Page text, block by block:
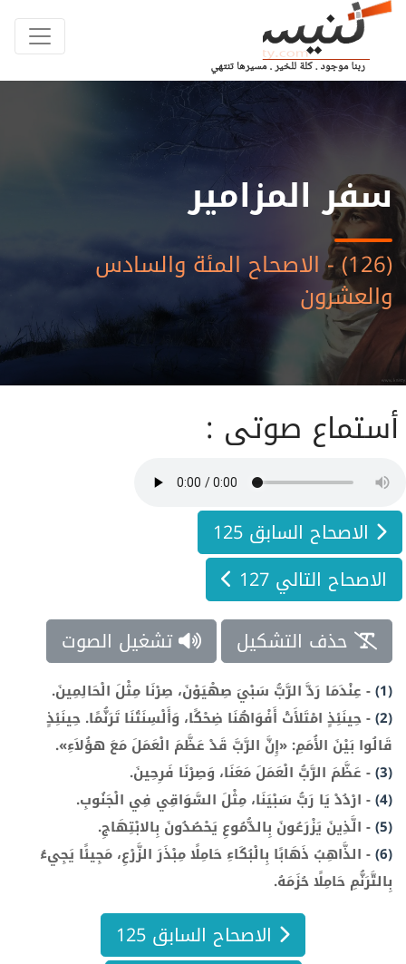
سفر المزامير
(126) - الاصحاح المئة والسادس
والعشرون
أستماع صوتى :
الاصحاح السابق 125
الاصحاح التالي 127
حذف التشكيل
تشغيل الصوت
(1)
- عِنْدَمَا رَدَّ الرَّبُّ سَبْيَ صِهْيَوْنَ، صِرْنَا مِثْلَ الْحَالِمِينَ.
(2)
-حِينَئِذٍ امْتَلأَتْ أَفْوَاهُنَا ضِحْكًا، وَأَلْسِنَتُنَا تَرَنُّمًا. حِينَئِذٍ
قَالُوا بَيْنَ الأُمَمِ: «إِنَّ الرَّبَّ قَدْ عَظَّمَ الْعَمَلَ مَعَ هؤُلاَءِ».
(3)
- عَظَّمَ الرَّبُّ الْعَمَلَ مَعَنَا، وَصِرْنَا فَرِحِينَ.
(4)
- ارْدُدْ يَا رَبُّ سَبْيَنَا، مِثْلَ السَّوَاقِي فِي الْجَنُوبِ.
(5)
- الَّذِينَ يَزْرَعُونَ بِالدُّمُوعِ يَحْصُدُونَ بِالابْتِهَاجِ.
(6)
- الذَّاهِبُ ذَهَابًا بِالْبُكَاءِ حَامِلًا مِبْذَرَ الزَّرْعِ، مَجِيئًا يَجِيءُ
بِالتَّرَنُّمِ حَامِلًا حُزَمَهُ.
الاصحاح السابق 125